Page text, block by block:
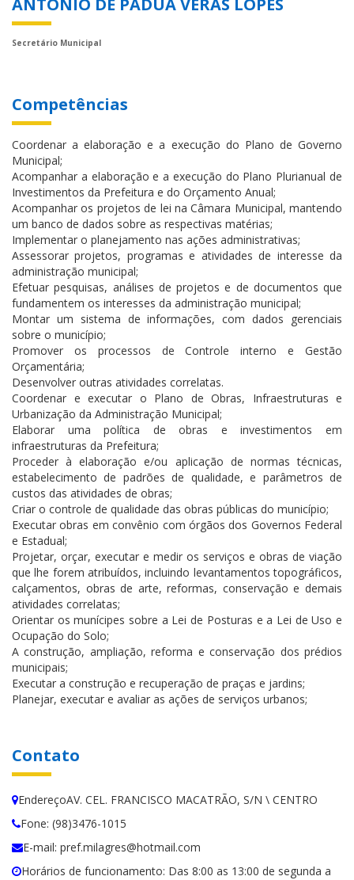
ANTONIO DE PADUA VERAS LOPES
Secretário Municipal
Competências
Coordenar a elaboração e a execução do Plano de Governo
Municipal;
Acompanhar a elaboração e a execução do Plano Plurianual de
Investimentos da Prefeitura e do Orçamento Anual;
Acompanhar os projetos de lei na Câmara Municipal, mantendo
um banco de dados sobre as respectivas matérias;
Implementar o planejamento nas ações administrativas;
Assessorar projetos, programas e atividades de interesse da
administração municipal;
Efetuar pesquisas, análises de projetos e de documentos que
fundamentem os interesses da administração municipal;
Montar um sistema de informações, com dados gerenciais
sobre o município;
Promover os processos de Controle interno e Gestão
Orçamentária;
Desenvolver outras atividades correlatas.
Coordenar e executar o Plano de Obras, Infraestruturas e
Urbanização da Administração Municipal;
Elaborar uma política de obras e investimentos em
infraestruturas da Prefeitura;
Proceder à elaboração e/ou aplicação de normas técnicas,
estabelecimento de padrões de qualidade, e parâmetros de
custos das atividades de obras;
Criar o controle de qualidade das obras públicas do município;
Executar obras em convênio com órgãos dos Governos Federal
e Estadual;
Projetar, orçar, executar e medir os serviços e obras de viação
que lhe forem atribuídos, incluindo levantamentos topográficos,
calçamentos, obras de arte, reformas, conservação e demais
atividades correlatas;
Orientar os munícipes sobre a Lei de Posturas e a Lei de Uso e
Ocupação do Solo;
A construção, ampliação, reforma e conservação dos prédios
municipais;
Executar a construção e recuperação de praças e jardins;
Planejar, executar e avaliar as ações de serviços urbanos;
Contato
EndereçoAV. CEL. FRANCISCO MACATRÃO, S/N \ CENTRO
Fone: (98)3476-1015
E-mail: pref.milagres@hotmail.com
Horários de funcionamento: Das 8:00 as 13:00 de segunda a